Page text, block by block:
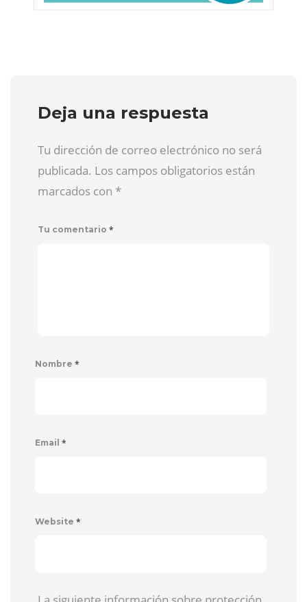
Deja una respuesta
Tu dirección de correo electrónico no será
publicada. Los campos obligatorios están
marcados con *
Tu comentario *
Nombre *
Email *
Website *